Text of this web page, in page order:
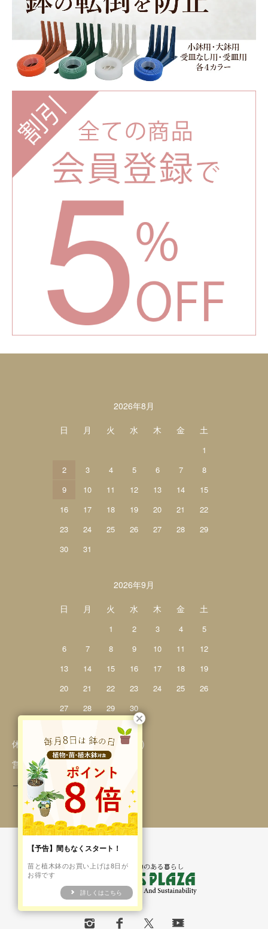
2026年8月
日
月 火 水 木 金 土
1
2
3 4 5 6 7
8
9
10 11 12 13 14
15
16
17 18 19 20 21
22
23
24 25 26 27 28
29
30
31
2026年9月
日
月 火 水 木 金 土
1 2 3 4
5
6
7 8 9 10 11
12
13
14 15 16 17 18
19
20
21 22 23 24 25
26
27
28 29 30
休業日 / 年中無休 (年末年始を除く)
営業時間 / 9:00～17:00
→お盆期間の配送休止について
【予告】間もなくスタート！
苗と植木鉢のお買い上げは8日が
お得です
詳しくはこちら